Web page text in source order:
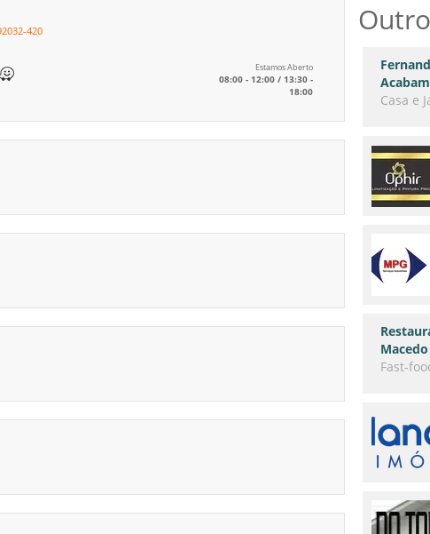
420
Estamos Aberto
08:00 - 12:00 / 13:30 -
18:00
Casa e
Macedo
Fast-